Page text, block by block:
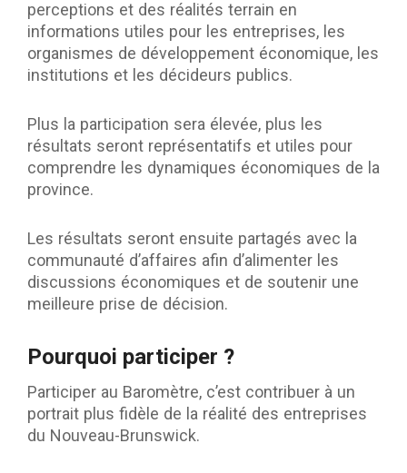
perceptions et des réalités terrain en
informations utiles pour les entreprises, les
organismes de développement économique, les
institutions et les décideurs publics.
Plus la participation sera élevée, plus les
résultats seront représentatifs et utiles pour
comprendre les dynamiques économiques de la
province.
Les résultats seront ensuite partagés avec la
communauté d’affaires afin d’alimenter les
discussions économiques et de soutenir une
meilleure prise de décision.
Pourquoi participer ?
Participer au Baromètre, c’est contribuer à un
portrait plus fidèle de la réalité des entreprises
du Nouveau-Brunswick.